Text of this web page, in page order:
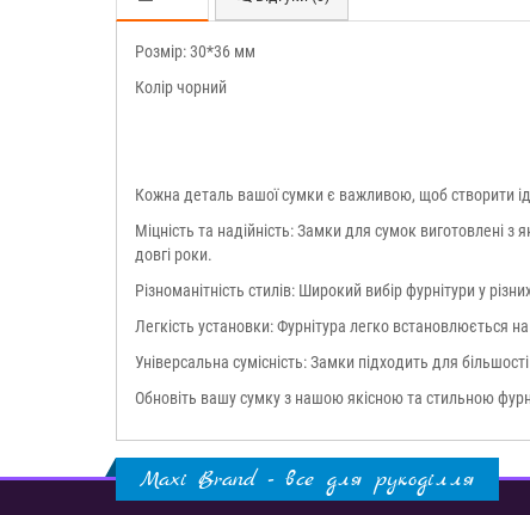
Розмір: 30*36 мм
Колір чорний
Кожна деталь вашої сумки є важливою, щоб створити
Міцність та надійність: Замки для сумок виготовлені
довгі роки.
Різноманітність стилів: Широкий вибір фурнітури у
Легкість установки: Фурнітура легко встановлюється
Універсальна сумісність: Замки підходить для
Обновіть вашу сумку з нашою якісною та стильною
Maxi Brand - все для рукоділля